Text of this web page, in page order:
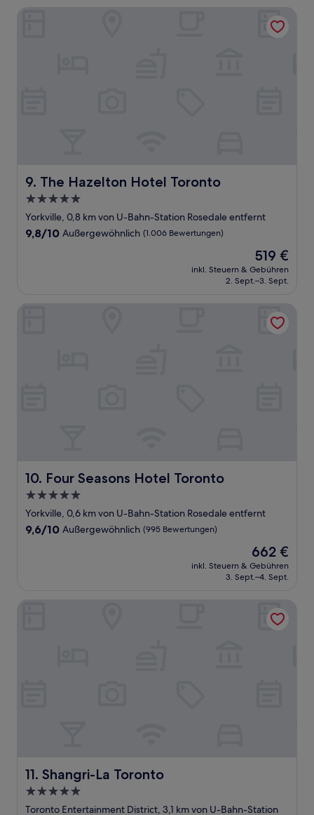
9. The Hazelton Hotel Toronto
The Hazelton Hotel Toronto
5.0-
Sterne-
Unterkunft
Yorkville, 0,8 km von U-Bahn-Station Rosedale entfernt
9.8
9,8/10 Außergewöhnlich (1.006 Bewertungen)
Der
Preis
beträgt
519 €
inkl. Steuern & Gebühren
2. Sept.–3. Sept.
10. Four Seasons Hotel Toronto
Four Seasons Hotel Toronto
5.0-
Sterne-
Unterkunft
Yorkville, 0,6 km von U-Bahn-Station Rosedale entfernt
9.6
9,6/10 Außergewöhnlich (995 Bewertungen)
Der
Preis
beträgt
662 €
inkl. Steuern & Gebühren
3. Sept.–4. Sept.
11. Shangri-La Toronto
Shangri-La Toronto
5.0-
Sterne-
Toronto Entertainment District, 3,1 km von U-Bahn-Station